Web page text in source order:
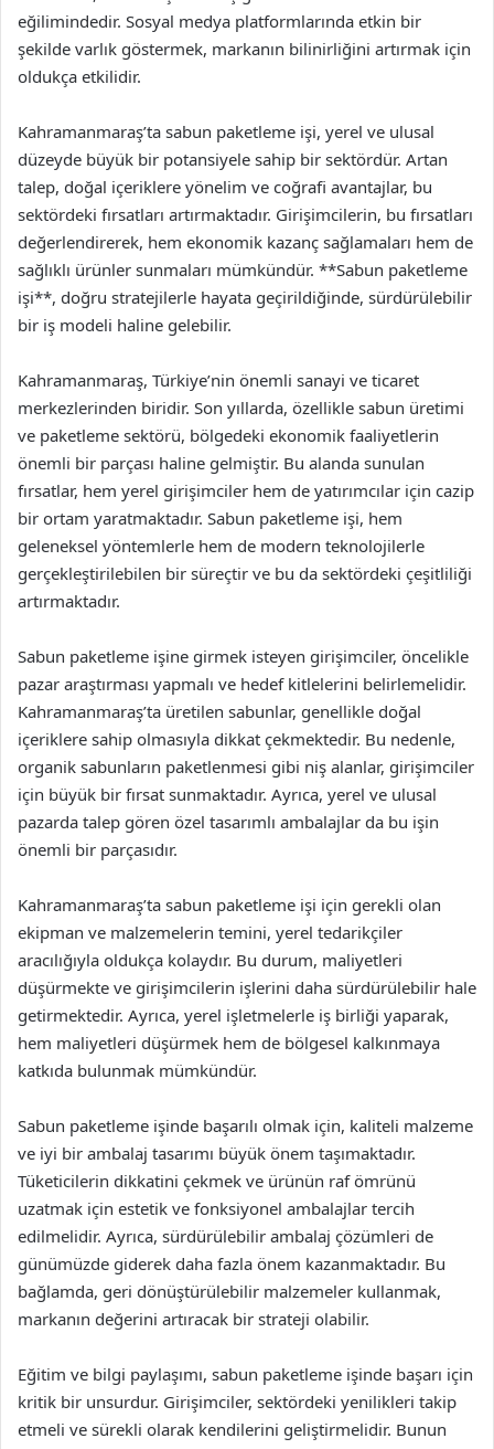
eğilimindedir. Sosyal medya platformlarında etkin bir
şekilde varlık göstermek, markanın bilinirliğini artırmak için
oldukça etkilidir.
Kahramanmaraş’ta sabun paketleme işi, yerel ve ulusal
düzeyde büyük bir potansiyele sahip bir sektördür. Artan
talep, doğal içeriklere yönelim ve coğrafi avantajlar, bu
sektördeki fırsatları artırmaktadır. Girişimcilerin, bu fırsatları
değerlendirerek, hem ekonomik kazanç sağlamaları hem de
sağlıklı ürünler sunmaları mümkündür. **Sabun paketleme
işi**, doğru stratejilerle hayata geçirildiğinde, sürdürülebilir
bir iş modeli haline gelebilir.
Kahramanmaraş, Türkiye’nin önemli sanayi ve ticaret
merkezlerinden biridir. Son yıllarda, özellikle sabun üretimi
ve paketleme sektörü, bölgedeki ekonomik faaliyetlerin
önemli bir parçası haline gelmiştir. Bu alanda sunulan
fırsatlar, hem yerel girişimciler hem de yatırımcılar için cazip
bir ortam yaratmaktadır. Sabun paketleme işi, hem
geleneksel yöntemlerle hem de modern teknolojilerle
gerçekleştirilebilen bir süreçtir ve bu da sektördeki çeşitliliği
artırmaktadır.
Sabun paketleme işine girmek isteyen girişimciler, öncelikle
pazar araştırması yapmalı ve hedef kitlelerini belirlemelidir.
Kahramanmaraş’ta üretilen sabunlar, genellikle doğal
içeriklere sahip olmasıyla dikkat çekmektedir. Bu nedenle,
organik sabunların paketlenmesi gibi niş alanlar, girişimciler
için büyük bir fırsat sunmaktadır. Ayrıca, yerel ve ulusal
pazarda talep gören özel tasarımlı ambalajlar da bu işin
önemli bir parçasıdır.
Kahramanmaraş’ta sabun paketleme işi için gerekli olan
ekipman ve malzemelerin temini, yerel tedarikçiler
aracılığıyla oldukça kolaydır. Bu durum, maliyetleri
düşürmekte ve girişimcilerin işlerini daha sürdürülebilir hale
getirmektedir. Ayrıca, yerel işletmelerle iş birliği yaparak,
hem maliyetleri düşürmek hem de bölgesel kalkınmaya
katkıda bulunmak mümkündür.
Sabun paketleme işinde başarılı olmak için, kaliteli malzeme
ve iyi bir ambalaj tasarımı büyük önem taşımaktadır.
Tüketicilerin dikkatini çekmek ve ürünün raf ömrünü
uzatmak için estetik ve fonksiyonel ambalajlar tercih
edilmelidir. Ayrıca, sürdürülebilir ambalaj çözümleri de
günümüzde giderek daha fazla önem kazanmaktadır. Bu
bağlamda, geri dönüştürülebilir malzemeler kullanmak,
markanın değerini artıracak bir strateji olabilir.
Eğitim ve bilgi paylaşımı, sabun paketleme işinde başarı için
kritik bir unsurdur. Girişimciler, sektördeki yenilikleri takip
etmeli ve sürekli olarak kendilerini geliştirmelidir. Bunun